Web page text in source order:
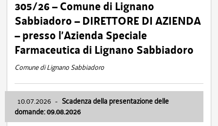
305/26 – Comune di Lignano
Sabbiadoro – DIRETTORE DI AZIENDA
– presso l’Azienda Speciale
Farmaceutica di Lignano Sabbiadoro
Comune di Lignano Sabbiadoro
10.07.2026 - Scadenza della presentazione delle
domande: 09.08.2026